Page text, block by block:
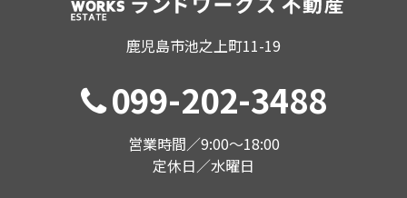
鹿児島市池之上町11-19
099-202-3488
営業時間／9:00〜18:00
定休日／水曜日